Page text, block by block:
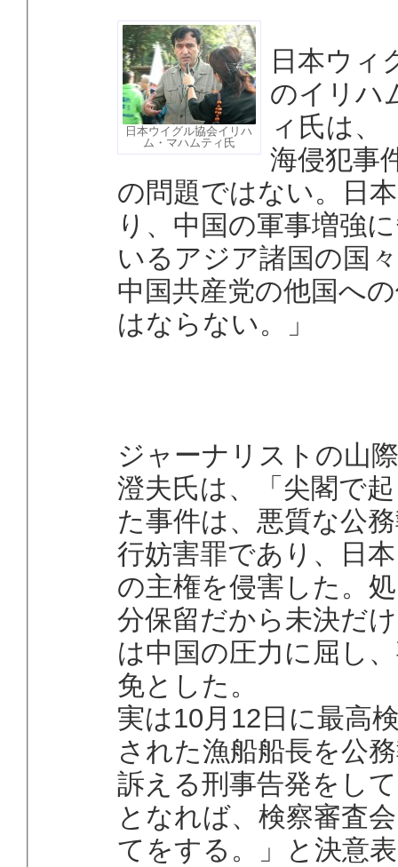
日本ウイグル協会イリハ
ム・マハムティ氏
日本ウィ
のイリハ
ィ氏は、
海侵犯事
の問題ではない。日
り、中国の軍事増強
いるアジア諸国の国
中国共産党の他国へ
はならない。」
ジャーナリストの山際
澄夫氏は、「尖閣で
た事件は、悪質な公
行妨害罪であり、日本
の主権を侵害した。処
分保留だから未決だ
は中国の圧力に屈し
免とした。
実は10月12日に最高
された漁船船長を公
訴える刑事告発をし
となれば、検察審査
てをする。」と決意